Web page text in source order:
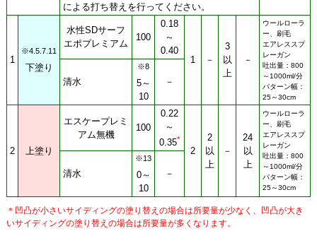
による打ち替えを行ってください。
1
※4.5.7.11
下塗り
水性SDサーフ
エポプレミアム
100
0.18
～
0.40
1
－
3
以
上
－
ウールローラ
ー、刷毛
エアレススプ
レーガン
吐出量：800
～1000ml/分
パターン幅：
25～30cm
清水
※8
5～
10
－
2 上塗り
エスケープレミ
アム無機
100
0.22
～
0.35*
2
2
以
上
－
24
以
上
ウールローラ
ー、刷毛
エアレススプ
レーガン
吐出量：800
～1000ml/分
パターン幅：
25～30cm
清水
※13
0～
10
－
＊凹凸が小さいサイディングの塗り替えの場合は所要量が少なく、凹凸が大き
いサイディングの塗り替えの場合は所要量が多くなります。